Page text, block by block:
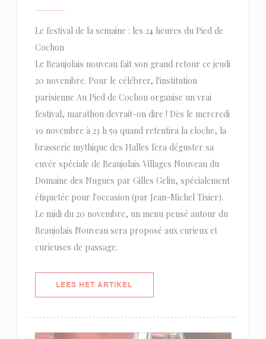
Le festival de la semaine : les 24 heures du Pied de
Cochon
Le Beaujolais nouveau fait son grand retour ce jeudi
20 novembre. Pour le célébrer, l'institution
parisienne Au Pied de Cochon organise un vrai
festival, marathon devrait-on dire ! Dès le mercredi
19 novembre à 23 h 59 quand retentira la cloche, la
brasserie mythique des Halles fera déguster sa
cuvée spéciale de Beaujolais Villages Nouveau du
Domaine des Nugues par Gilles Gelin, spécialement
étiquetée pour l'occasion (par Jean-Michel Tixier).
Le midi du 20 novembre, un menu pensé autour du
Beaujolais Nouveau sera proposé aux curieux et
curieuses de passage.
LEES HET ARTIKEL